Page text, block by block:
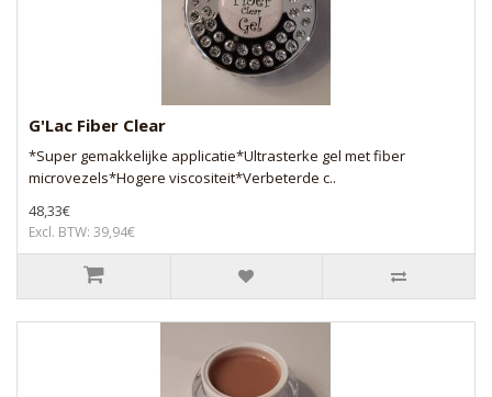
G'Lac Fiber Clear
*Super gemakkelijke applicatie*Ultrasterke gel met fiber
microvezels*Hogere viscositeit*Verbeterde c..
48,33€
Excl. BTW: 39,94€